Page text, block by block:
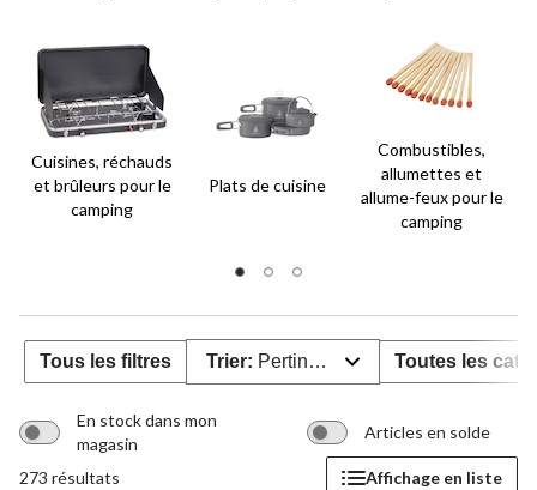
Cuisines, réchauds
et brûleurs pour le
camping
Plats de cuisine
Combustibles,
allumettes et
allume-feux pour le
camping
Tous les filtres Trier: Pertinence Toutes les
En stock dans mon
magasin
Articles en solde
273 résultats Affichage en liste